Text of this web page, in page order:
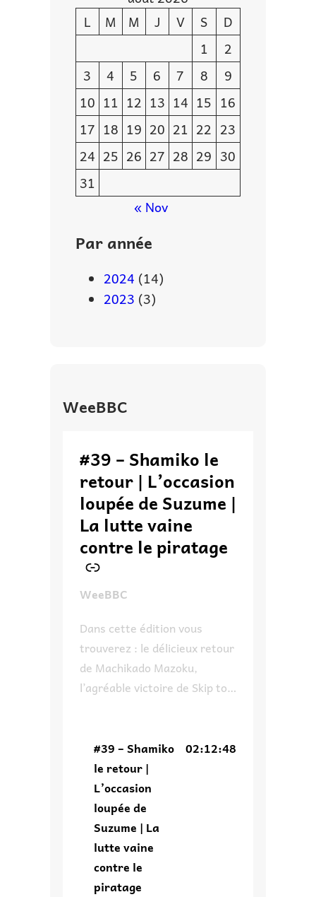
L
M M J V S
D
1
2
3
4 5 6 7 8
9
10 11 12 13 14 15 16
17 18 19 20 21 22 23
24 25 26 27 28 29 30
31
« Nov
Par année
2024 (14)
2023 (3)
WeeBBC
#39 – Shamiko le
retour | L’occasion
loupée de Suzume |
La lutte vaine
contre le piratage
–
WeeBBC
Dans cette édition vous
trouverez : le délicieux retour
de Machikado Mazoku,
l’agréable victoire de Skip to
recommandera pas un des
invités de Japan Expo,
comment Suzume aurait pu
avoir une autre tournure et
enfin on parle du piratage ce
fléau de l’industrie qui fait
dire un […]
#39 – Shamiko
le retour |
L’occasion
loupée de
Suzume | La
lutte vaine
contre le
piratage
02:12:48